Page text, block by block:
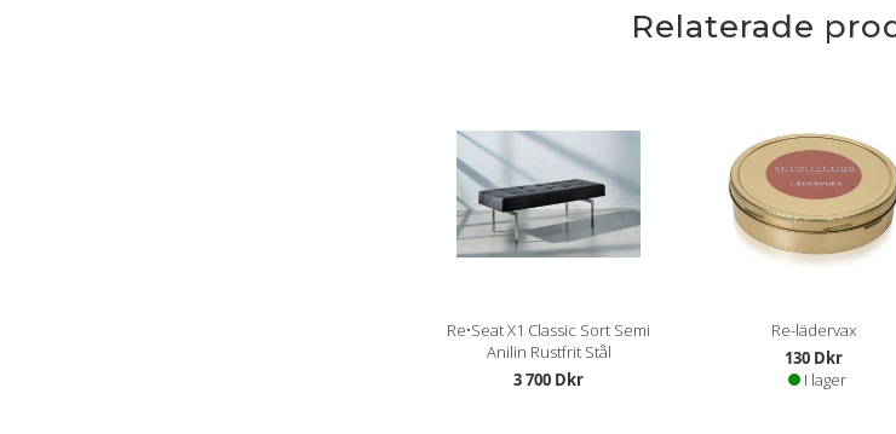
Læs
Relaterade
Re•Seat X1 Classic Sort Semi
Anilin Rustfrit Stål
3 700 Dkr
Re-lädervax
130 Dkr
I lager